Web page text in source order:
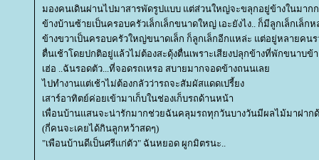
มองคนเดินผ่านไปมาสารพัดรูปแบบ แต่ส่วนใหญ่จะขลุกอยู่ข้างในมาก
ข้างบ้านซ้ายเป็นครอบครัวเล็กเล็กขนาดใหญ่ เอะยังไง.. ก็มีลูกเล็กเล็
ข้างขวาเป็นครอบครัวใหญ่ขนาดเล็ก ก็ลูกเล็กอีกแหล่ะ แต่อยู่หลายค
ตื่นเช้าโดยปกติอยู่แล้วไม่ต้องสะดุ้งตื่นเพราะเสียงปลุกข้างที่พักขนาบข้า
เฮ่อ ..ฉันรอดตัว...ที่จอดรถเหรอ สบายมากจอดข้างถนนเล
ไปทำงานแต่เช้าไม่ต้องกลัวว่ารถจะสัมผัสแดดเปรี้ยง
เสาร์อาทิตย์ค่อยเข้ามาเก็บในช่องเก็บรถด้านหน้า
เพื่อนบ้านแสนจะน่ารักมากช่วยฉันคลุมรถทุกวันบางวันมีผลไม้มาฝา
(กี่คนจะเคยได้กินลูกหว้าสดๆ)
"เพือนบ้านดีเป็นศรีแก่ตัว" ฉันหยอด ผูกมิตรนะ..